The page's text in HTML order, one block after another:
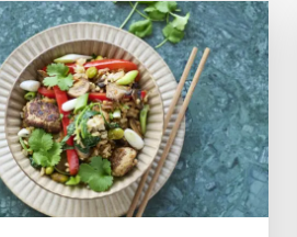
risret med små grisekødsboller